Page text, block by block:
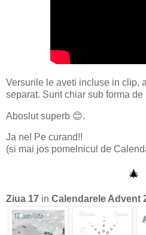
Versurile le aveti incluse in clip,
separat. Sunt chiar sub forma de
Aboslut superb 😊.
Ja ne! Pe curand!!
(si mai jos pomelnicul de
🎄
Ziua 17 in Calendarele Advent